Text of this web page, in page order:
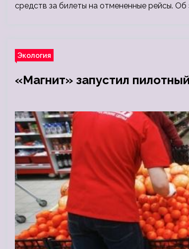
средств за билеты на отмененные рейсы.
Экология
«Магнит» запустил